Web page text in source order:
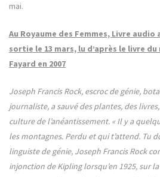
mai.
Au Royaume des Femmes, Livre
sortie le 13 mars, lu d’après le livre du
Fayard en 2007
Joseph Francis Rock, escroc de génie,
journaliste, a sauvé des plantes, des
culture de l’anéantissement. « Il y a
les montagnes. Perdu et qui t’attend. Tu
linguiste de génie, Joseph Francis Rock
injonction de Kipling lorsqu’en 1925, sur